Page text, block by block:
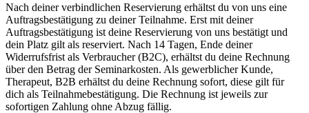
Nach deiner verbindlichen Reservierung erhältst du von uns eine
Auftragsbestätigung zu deiner Teilnahme. Erst mit deiner
Auftragsbestätigung ist deine Reservierung von uns bestätigt und
dein Platz gilt als reserviert. Nach 14 Tagen, Ende deiner
Widerrufsfrist als Verbraucher (B2C), erhältst du deine Rechnung
über den Betrag der Seminarkosten. Als gewerblicher Kunde,
Therapeut, B2B erhältst du deine Rechnung sofort, diese gilt für
dich als Teilnahmebestätigung. Die Rechnung ist jeweils zur
sofortigen Zahlung ohne Abzug fällig.